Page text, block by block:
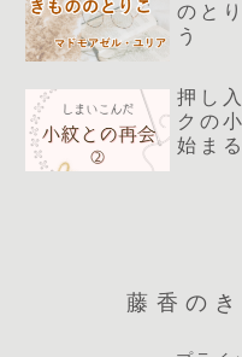
のと
う
押し
クの
始ま
藤香の